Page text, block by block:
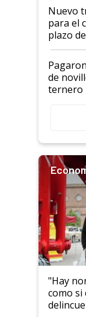
Nuevo
para el
plazo
de
ternero
llamar
"Hay
como